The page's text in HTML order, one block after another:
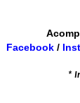
Facebook /
*